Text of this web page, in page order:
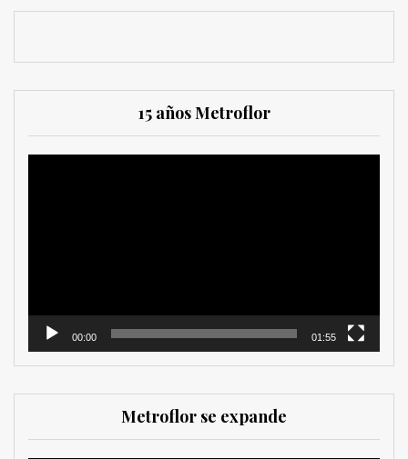
15 años Metroflor
00:00 01:55
Metroflor se expande